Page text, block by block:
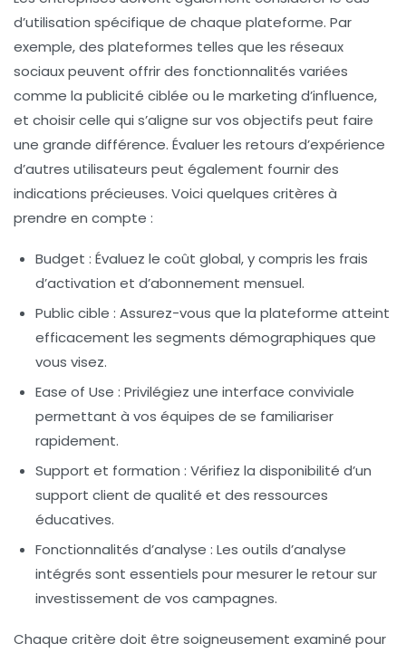
d’utilisation spécifique de chaque plateforme. Par
exemple, des plateformes telles que les réseaux
sociaux peuvent offrir des fonctionnalités variées
comme la publicité ciblée ou le marketing d’influence,
et choisir celle qui s’aligne sur vos objectifs peut faire
une grande différence. Évaluer les retours d’expérience
d’autres utilisateurs peut également fournir des
indications précieuses. Voici quelques critères à
prendre en compte :
Budget : Évaluez le coût global, y compris les frais
d’activation et d’abonnement mensuel.
Public cible : Assurez-vous que la plateforme atteint
efficacement les segments démographiques que
vous visez.
Ease of Use : Privilégiez une interface conviviale
permettant à vos équipes de se familiariser
rapidement.
Support et formation : Vérifiez la disponibilité d’un
support client de qualité et des ressources
éducatives.
Fonctionnalités d’analyse : Les outils d’analyse
intégrés sont essentiels pour mesurer le retour sur
investissement de vos campagnes.
Chaque critère doit être soigneusement examiné pour